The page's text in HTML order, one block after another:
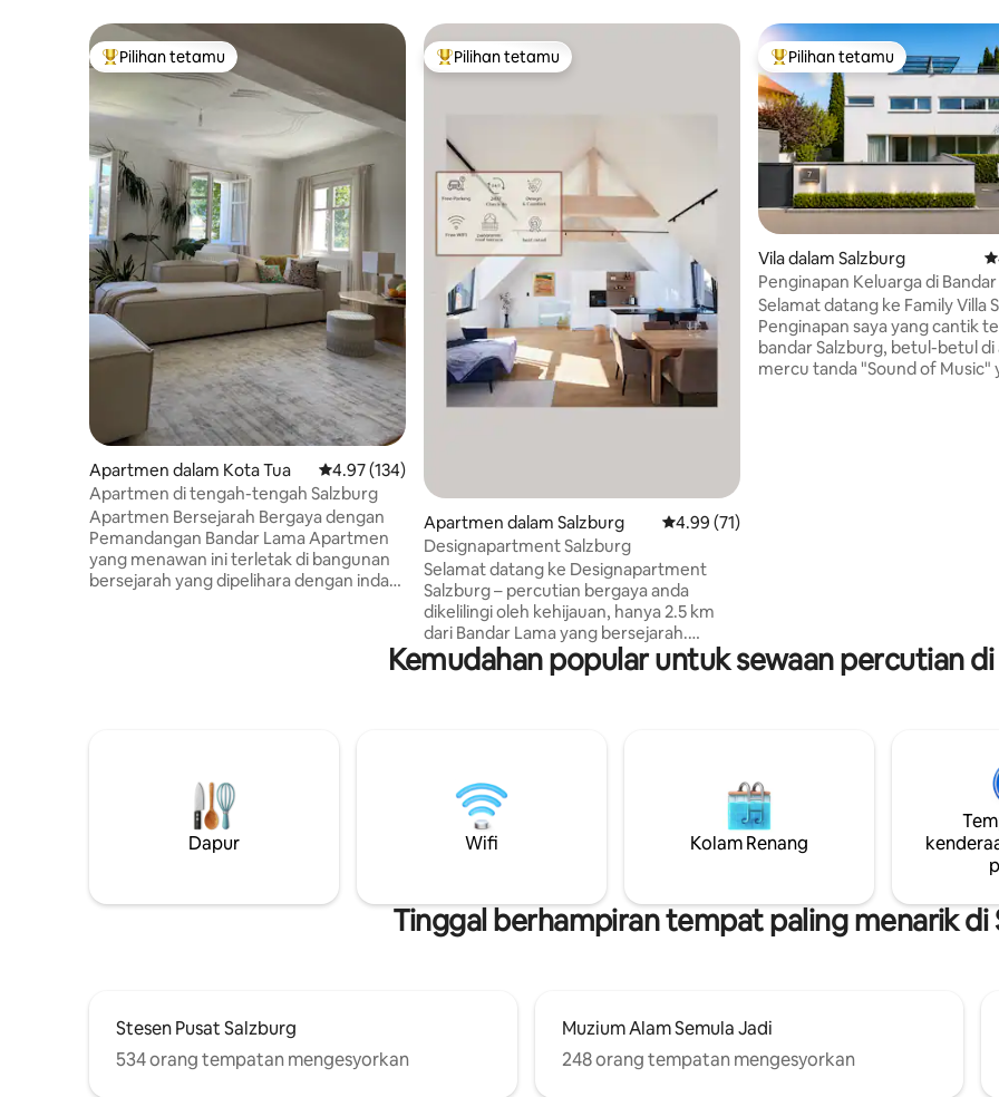
Pilihan utama tetamu
Pilihan tetamu
Apartmen dalam Kota Tua Penarafan purata 4.97 daripada 5, 134 ulasan
4.97 (134)
Apartmen di tengah-tengah Salzburg
Apartmen Bersejarah Bergaya dengan
Pemandangan Bandar Lama Apartmen
yang menawan ini terletak di bangunan
bersejarah yang dipelihara dengan indah
arah Old Town Salzburg. Terletak dengan
tenang namun dalam jarak berjalan kaki
diakses secara langsung dengan kereta.
Tempat letak kereta awam tersedia kira-
kira 7 minit berjalan kaki dari sini.
Pilihan utama tetamu
Pilihan tetamu
Apartmen dalam Salzburg Penarafan purata 4.99 daripada 5, 71 ulasan
4.99 (71)
Designapartment Salzburg
Selamat datang ke Designapartment
Salzburg – percutian bergaya anda
dikelilingi oleh kehijauan, hanya 2.5 km
dari Bandar Lama yang bersejarah.
Nikmati keselesaan moden, ketenangan
dan pemandangan menakjubkan Kubu
– sesuai untuk keluarga, pasangan, atau
rakan-rakan. Sorotan: – Tereas atas
bumbung 60 m² – Tempat letak kereta
persendirian di penginapan – Daftar
Pilihan utama tetamu
Pilihan tetamu
Vila dalam Salzburg
Penginapan Keluarga di Bandar
AC | Tempat Letak Kenderaan
Selamat datang ke Family Villa
Penginapan saya yang cantik
bandar Salzburg, betul-betul di
mercu tanda "Sound of Music"
Kemudahan popular untuk sewaan percutian
Dapur Wifi Kolam Renang
Tinggal berhampiran tempat paling menarik di
Stesen Pusat Salzburg
534 orang tempatan mengesyorkan
Muzium Alam Semula Jadi
248 orang tempatan mengesyorkan